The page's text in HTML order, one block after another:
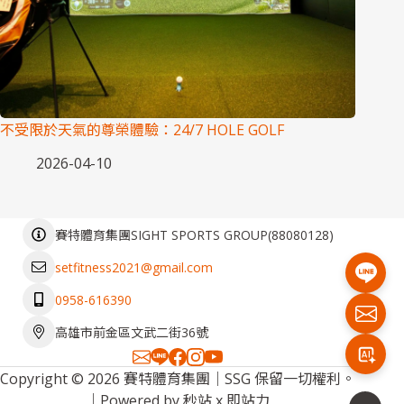
不受限於天氣的尊榮體驗：24/7 HOLE GOLF
2026-04-10
賽特體育集團SIGHT SPORTS GROUP(88080128)
setfitness2021@gmail.com
0958-616390
高雄市前金區文武二街36號
Copyright © 2026 賽特體育集團｜SSG 保留一切權利。